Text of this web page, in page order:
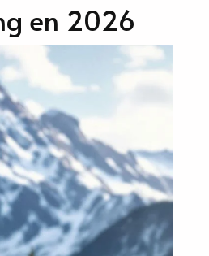
en 2026